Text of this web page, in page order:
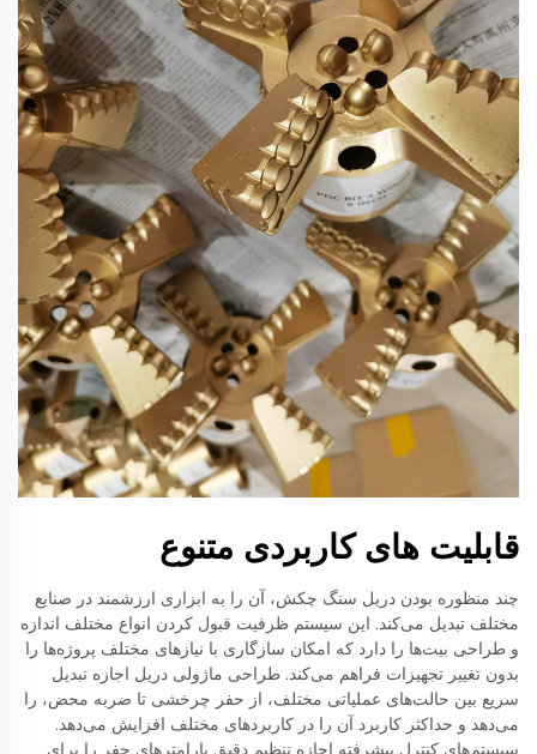
قابلیت های کاربردی متنوع
چند منظوره بودن دریل سنگ چکش، آن را به ابزاری ارزشمند در صنایع
مختلف تبدیل می‌کند. این سیستم ظرفیت قبول کردن انواع مختلف اندازه
و طراحی بیت‌ها را دارد که امکان سازگاری با نیازهای مختلف پروژه‌ها را
بدون تغییر تجهیزات فراهم می‌کند. طراحی ماژولی دریل اجازه تبدیل
سریع بین حالت‌های عملیاتی مختلف، از حفر چرخشی تا ضربه محض، را
می‌دهد و حداکثر کاربرد آن را در کاربردهای مختلف افزایش می‌دهد.
سیستم‌های کنترل پیشرفته اجازه تنظیم دقیق پارامترهای حفر را برای